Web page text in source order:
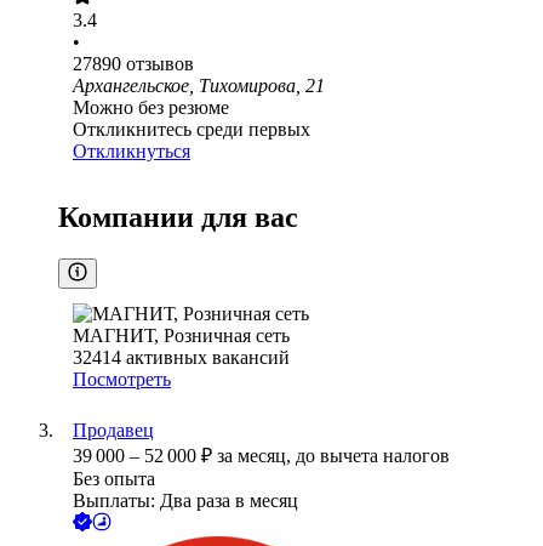
3.4
•
27890 отзывов
Архангельское, Тихомирова, 21
Можно без резюме
Откликнитесь среди первых
Откликнуться
Компании для вас
МАГНИТ, Розничная сеть
32414 активных вакансий
Посмотреть
Продавец
39 000 – 52 000 ₽ за месяц, до вычета налогов
Без опыта
Выплаты: Два раза в месяц